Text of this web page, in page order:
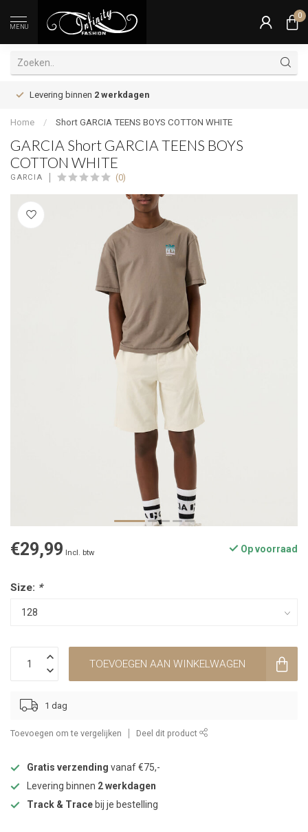
MENU
0
Levering binnen 2 werkdagen
Home / Short GARCIA TEENS BOYS COTTON WHITE
GARCIA Short GARCIA TEENS BOYS
COTTON WHITE
GARCIA (0)
€29,99 Incl. btw Op voorraad
Size: *
TOEVOEGEN AAN WINKELWAGEN
1 dag
Toevoegen om te vergelijken Deel dit product
Gratis verzending vanaf €75,-
Levering binnen 2 werkdagen
Track & Trace bij je bestelling